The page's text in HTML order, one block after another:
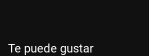
Te puede gustar